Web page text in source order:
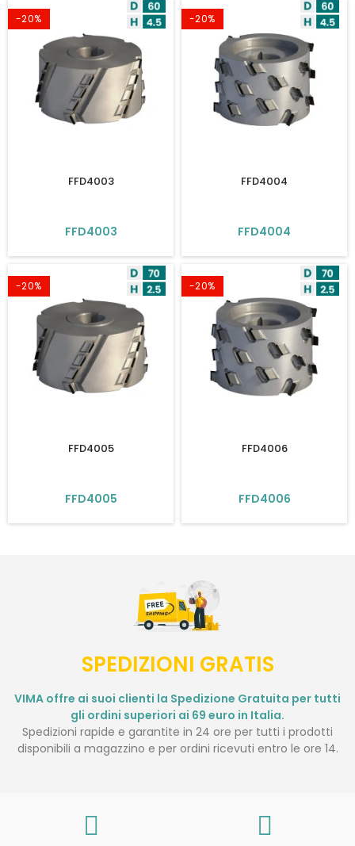
-20%
FFD4003
FFD4003
-20%
FFD4004
FFD4004
-20%
FFD4005
FFD4005
-20%
FFD4006
FFD4006
SPEDIZIONI GRATIS
VIMA offre ai suoi clienti la Spedizione Gratuita per tutti
gli ordini superiori ai 69 euro in Italia.
Spedizioni rapide e garantite in 24 ore per tutti i prodotti
disponibili a magazzino e per ordini ricevuti entro le ore 14.